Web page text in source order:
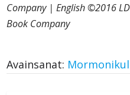
Company | English ©2016
Book Company
Avainsanat: